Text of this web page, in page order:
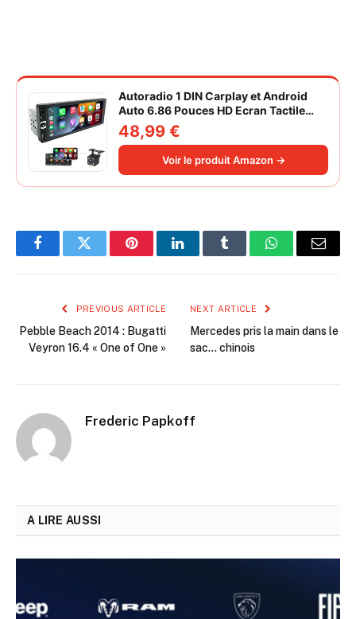
Autoradio 1 DIN Carplay et Android
Auto 6.86 Pouces HD Ecran Tactile
Poste Radio Voiture Soutien Lien
Miroir iOS/Android/Radio FM/USB/EQ
Autoradio Bluetooth Caméra de Recul
48,99 €
Voir le produit Amazon →
FacebookTwitter PinterestLinkedInTumblr WhatsAppEmail
PREVIOUS ARTICLE
Pebble Beach 2014 : Bugatti
Veyron 16.4 « One of One »
NEXT ARTICLE
Mercedes pris la main dans le
sac… chinois
Frederic Papkoff
A LIRE AUSSI